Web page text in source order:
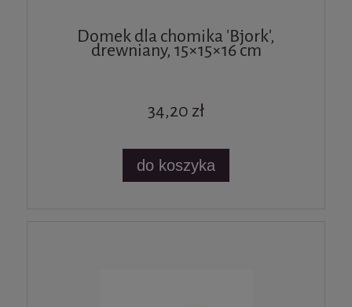
Domek dla chomika 'Bjork',
drewniany, 15×15×16 cm
34,20 zł
do koszyka